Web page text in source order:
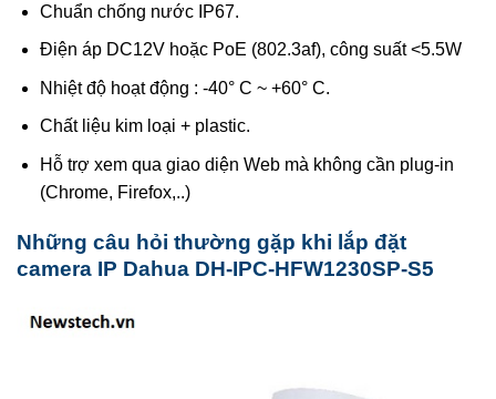
Chuẩn chống nước IP67.
Điện áp DC12V hoặc PoE (802.3af), công suất <5.5W
Nhiệt độ hoạt động : -40° C ~ +60° C.
Chất liệu kim loại + plastic.
Hỗ trợ xem qua giao diện Web mà không cần plug-in
(Chrome, Firefox,..)
Những câu hỏi thường gặp khi lắp đặt
camera IP Dahua DH-IPC-HFW1230SP-S5